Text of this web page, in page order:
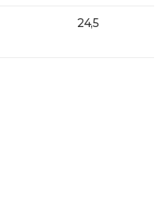
24,5